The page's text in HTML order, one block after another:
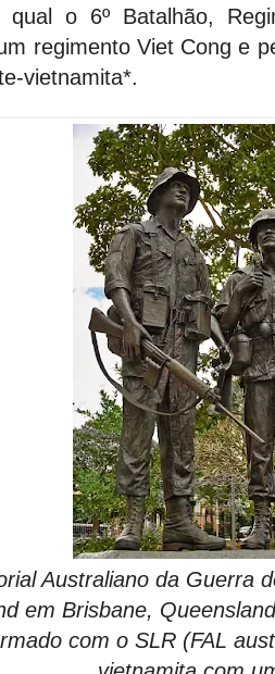
qual o 6º Batalhão,
regimento Viet Cong e
vietnamita*.
Australiano da Guerra
em Brisbane,
com o SLR (FAL